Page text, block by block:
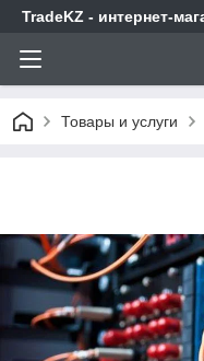
TradeKZ - интернет-
Товары и услуги